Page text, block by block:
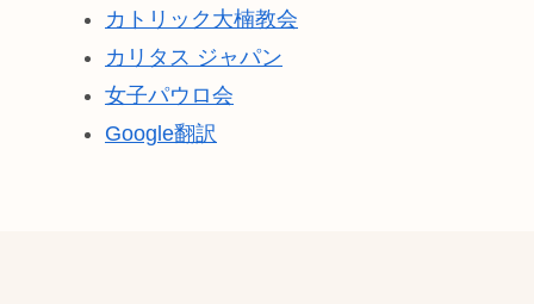
カトリック大楠教会
カリタス ジャパン
女子パウロ会
Google翻訳